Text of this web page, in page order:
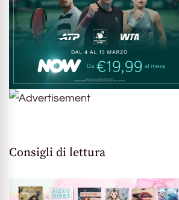
Consigli di lettura